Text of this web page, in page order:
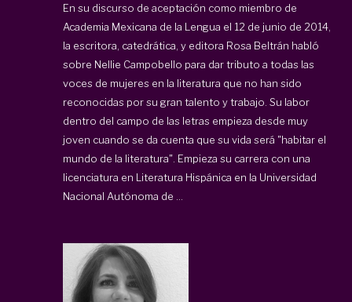
En su discurso de aceptación como miembro de
Academia Mexicana de la Lengua el 12 de junio de 2014,
la escritora, catedrática, y editora Rosa Beltrán habló
sobre Nellie Campobello para dar tributo a todas las
voces de mujeres en la literatura que no han sido
reconocidas por su gran talento y trabajo. Su labor
dentro del campo de las letras empieza desde muy
joven cuando se da cuenta que su vida será "habitar el
mundo de la literatura". Empieza su carrera con una
licenciatura en Literatura Hispánica en la Universidad
Nacional Autónoma de ...